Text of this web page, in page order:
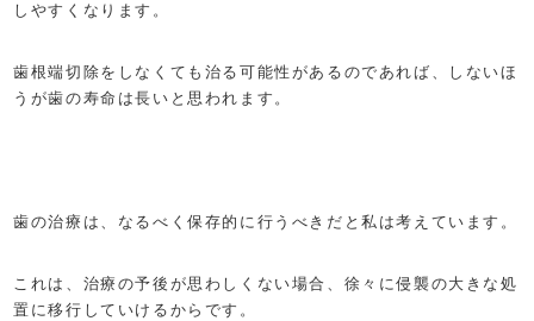
しやすくなります。
歯根端切除をしなくても治る可能性があるのであれば、しないほ
うが歯の寿命は長いと思われます。
歯の治療は、なるべく保存的に行うべきだと私は考えています。
これは、治療の予後が思わしくない場合、徐々に侵襲の大きな処
置に移行していけるからです。